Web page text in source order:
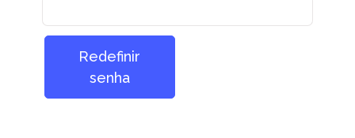
Redefinir
senha